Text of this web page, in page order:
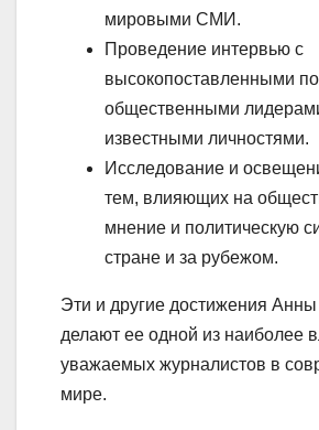
мировыми СМИ.
Проведение интервью с
высокопоставленными
общественными
известными личностями.
Исследование и
тем, влияющих на
мнение и политическую
стране и за рубежом.
Эти и другие достижения
делают ее одной из наиболее
уважаемых журналистов в
мире.